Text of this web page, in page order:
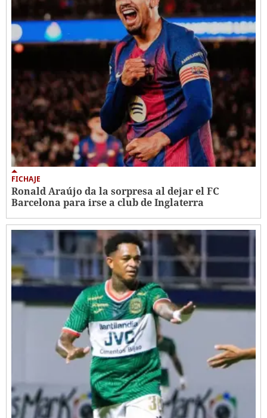
FICHAJE
Ronald Araújo da la sorpresa al dejar el FC
Barcelona para irse a club de Inglaterra